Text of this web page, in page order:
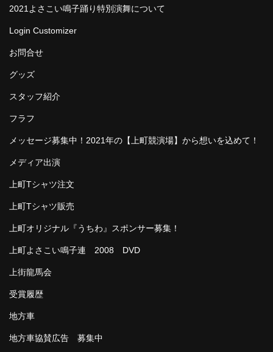
2021よさこい鳴子踊り特別演舞について
Login Customizer
お問合せ
グッズ
スタッフ紹介
フラフ
メッセージ募集中！2021年の【上町競演場】から想いを込めて！
メディア出演
上町Tシャツ注文
上町Tシャツ販売
上町オリジナル『うちわ』スポンサー募集！
上町よさこい鳴子連 2008 DVD
上街龍馬会
受賞履歴
地方車
地方車協賛広告 募集中